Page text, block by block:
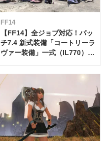
FF14
【FF14】全ジョブ対応！パッ
チ7.4 新式装備「コートリーラ
ヴァー装備」一式（IL770）の